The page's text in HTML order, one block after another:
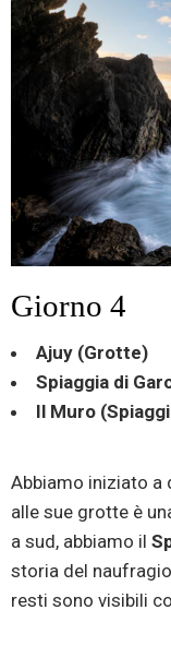
Giorno 4
Ajuy (Grotte)
Spiaggia di
Il Muro
Abbiamo iniziato a
alle sue grotte è
a sud, abbiamo il
storia del
resti sono visibili